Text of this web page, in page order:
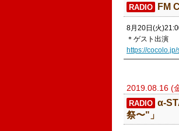
RADIO ​FM
8月20日(火
＊ゲスト出演
https://
2019.08.16 (
RADIO ​α-
祭〜"」